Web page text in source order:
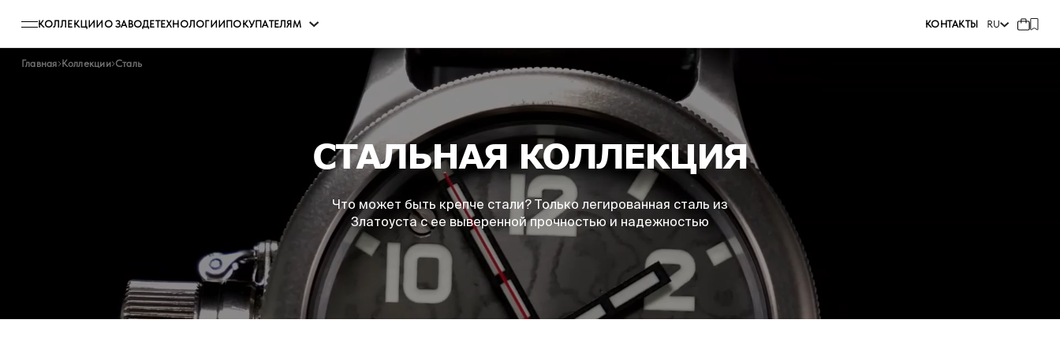
КОЛЛЕКЦИИ О ЗАВОДЕТЕХНОЛОГИИПОКУПАТЕЛЯМ КОНТАКТЫ RU
Главная Коллекции Сталь
СТАЛЬНАЯ КОЛЛЕКЦИЯ
Что может быть крепче стали? Только легированная сталь из
Златоуста с ее выверенной прочностью и надежностью